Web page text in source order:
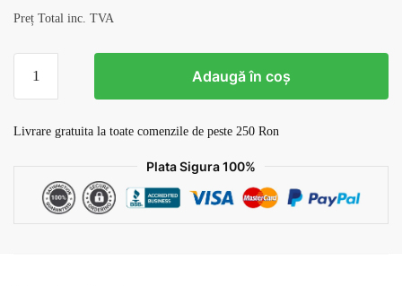
Preț Total inc. TVA
Tapet
Room
Adaugă în coș
Livrare gratuita la toate comenzile de peste 250 Ron
Plata Sigura 100%